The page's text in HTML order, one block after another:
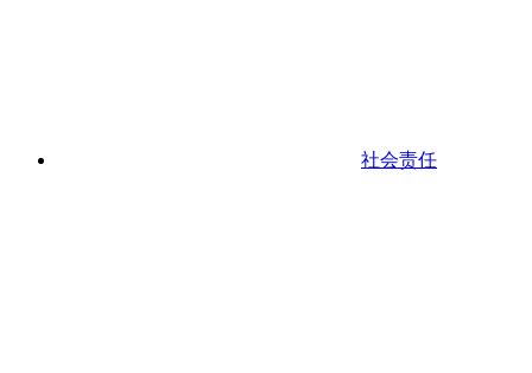
社会责任